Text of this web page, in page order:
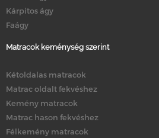
Kárpitos ágy
Faágy
Matracok keménység szerint
Kétoldalas matracok
Matrac oldalt fekvéshez
Kemény matracok
Matrac hason fekvéshez
Félkemény matracok